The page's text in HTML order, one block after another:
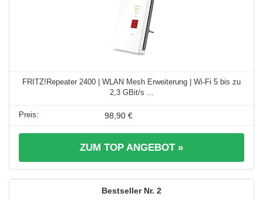
FRITZ!Repeater 2400 | WLAN Mesh Erweiterung | Wi-Fi 5 bis zu
2,3 GBit/s ...
98,90 €
ZUM TOP ANGEBOT »
2